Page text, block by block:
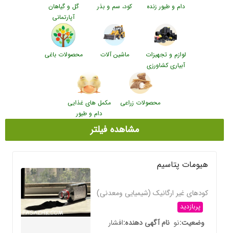
دام و طیور زنده کود، سم و بذر
گل و گیاهان
آپارتمانی
لوازم و تجهیزات
آبیاری کشاورزی
ماشین آلات محصولات باغی
محصولات زراعی
مکمل های غذایی
دام و طیور
مشاهده فیلتر
هیومات پتاسیم
کودهای غیر ارگانیک (شیمیایی ومعدنی)
پربازدید
وضعیتنو نام آگهی دهندهافشار